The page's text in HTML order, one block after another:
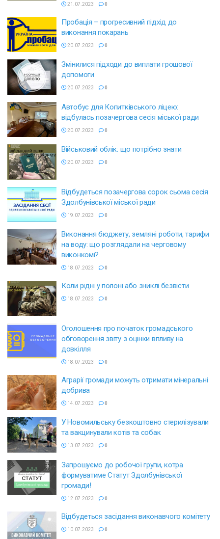
21.07.2023 0
Пробація – прогресивний підхід до
виконання покарань
20.07.2023 0
Змінилися підходи до виплати грошової
допомоги
20.07.2023 0
Автобус для Копитківського ліцею:
відбулась позачергова сесія міської ради
20.07.2023 0
Військовий облік: що потрібно знати
20.07.2023 0
Відбудеться позачергова сорок сьома сесія
Здолбунівської міської ради
19.07.2023 0
Виконання бюджету, земляні роботи, тарифи
на воду: що розглядали на черговому
виконкомі?
18.07.2023 0
Коли рідні у полоні або зниклі безвісти
18.07.2023 0
Оголошення про початок громадського
обговорення звіту з оцінки впливу на
довкілля
18.07.2023 0
Аграрії громади можуть отримати мінеральні
добрива
14.07.2023 0
У Новомильську безкоштовно стерилізували
та вакцинували котів та собак
13.07.2023 0
Запрошуємо до робочої групи, котра
формуватиме Статут Здолбунівської
громади!
12.07.2023 0
Відбудеться засідання виконавчого комітету
10.07.2023 0